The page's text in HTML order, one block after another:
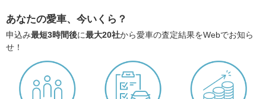
あなたの愛車、今いくら？
申込み最短3時間後に最大20社から愛車の査定結果をWebでお知ら
せ！